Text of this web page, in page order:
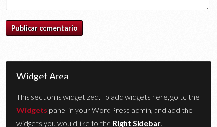
Widget Area
This section is widgetized. To add widgets here, go to the
Widgets panel in your WordPress admin, and add the
widgets you would like to the Right Sidebar.